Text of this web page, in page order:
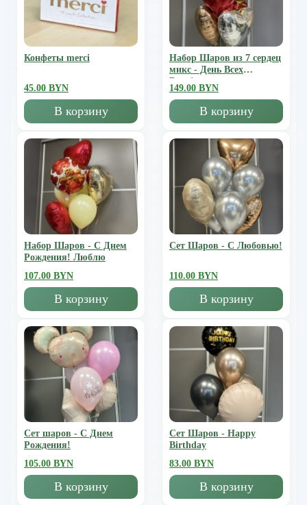
Конфеты merci
45.00 BYN
В корзину
Набор Шаров из 7 сердец
микс - День Всех
Влюбленных
149.00 BYN
В корзину
Набор Шаров - С Днем
Рождения! Люблю
107.00 BYN
В корзину
Сет Шаров - С Любовью!
110.00 BYN
В корзину
Сет шаров - С Днем
Рождения!
105.00 BYN
В корзину
Сет Шаров - Happy
Birthday
83.00 BYN
В корзину